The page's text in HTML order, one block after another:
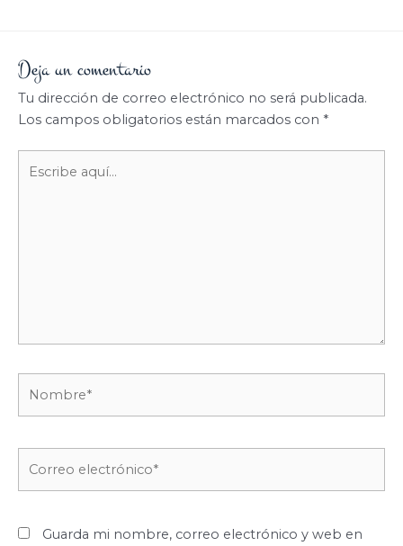
Deja un comentario
Tu dirección de correo electrónico no será publicada.
Los campos obligatorios están marcados con *
aquí...
Guarda mi nombre, correo electrónico y web en